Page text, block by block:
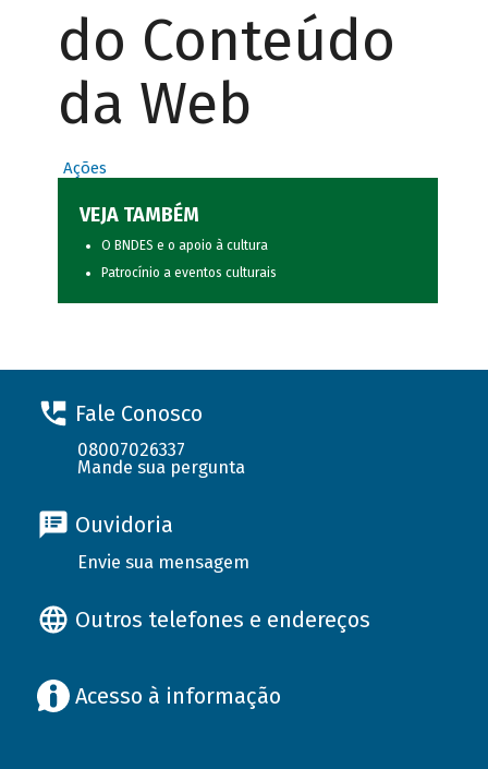
do Conteúdo
da Web
Ações
VEJA TAMBÉM
O BNDES e o apoio à cultura
Patrocínio a eventos culturais
Fale Conosco
08007026337
Mande sua pergunta
Ouvidoria
Envie sua mensagem
Outros telefones e endereços
Acesso à informação